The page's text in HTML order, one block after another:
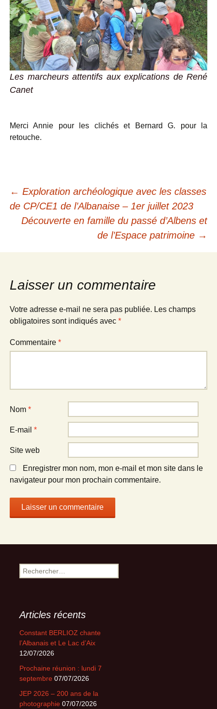
Les marcheurs attentifs aux explications de René
Canet
Merci Annie pour les clichés et Bernard G. pour la
retouche.
Navigation
des
articles
← Exploration archéologique avec les classes
de CP/CE1 de l’Albanaise – 1er juillet 2023
Découverte en famille du passé d’Albens et
de l’Espace patrimoine →
Laisser un commentaire
Votre adresse e-mail ne sera pas publiée. Les champs
obligatoires sont indiqués avec *
Commentaire *
Nom *
E-mail *
Site web
Enregistrer mon nom, mon e-mail et mon site dans le
navigateur pour mon prochain commentaire.
Rechercher :
Articles récents
Constant BERLIOZ chante
l’Albanais et Le Lac d’Aix
12/07/2026
Prochaine réunion : lundi 7
septembre 07/07/2026
JEP 2026 – 200 ans de la
photographie 07/07/2026